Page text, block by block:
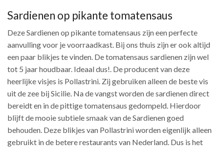
Sardienen op pikante tomatensaus
Deze Sardienen op pikante tomatensaus zijn een perfecte
aanvulling voor je voorraadkast. Bij ons thuis zijn er ook altijd
een paar blikjes te vinden. De tomatensaus sardienen zijn wel
tot 5 jaar houdbaar. Ideaal dus!. De producent van deze
heerlijke visjes is Pollastrini. Zij gebruiken alleen de beste vis
uit de zee bij Sicilie. Na de vangst worden de sardienen direct
bereidt en in de pittige tomatensaus gedompeld. Hierdoor
blijft de mooie subtiele smaak van de Sardienen goed
behouden. Deze blikjes van Pollastrini worden eigenlijk alleen
gebruikt in de betere restaurants van Nederland. Dus is het